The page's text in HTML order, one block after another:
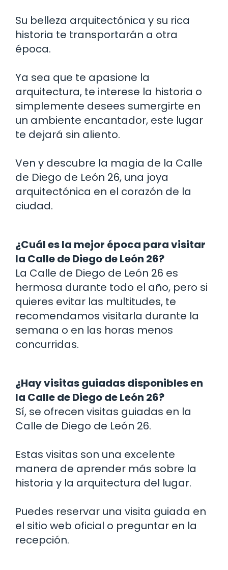
Su belleza arquitectónica y su rica
historia te transportarán a otra
época.
Ya sea que te apasione la
arquitectura, te interese la historia o
simplemente desees sumergirte en
un ambiente encantador, este lugar
te dejará sin aliento.
Ven y descubre la magia de la Calle
de Diego de León 26, una joya
arquitectónica en el corazón de la
ciudad.
¿Cuál es la mejor época para visitar
la Calle de Diego de León 26?
La Calle de Diego de León 26 es
hermosa durante todo el año, pero si
quieres evitar las multitudes, te
recomendamos visitarla durante la
semana o en las horas menos
concurridas.
¿Hay visitas guiadas disponibles en
la Calle de Diego de León 26?
Sí, se ofrecen visitas guiadas en la
Calle de Diego de León 26.
Estas visitas son una excelente
manera de aprender más sobre la
historia y la arquitectura del lugar.
Puedes reservar una visita guiada en
el sitio web oficial o preguntar en la
recepción.